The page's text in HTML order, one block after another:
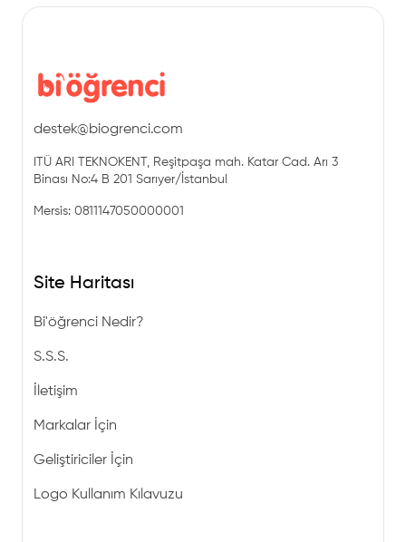
destek@biogrenci.com
ITÜ ARI TEKNOKENT, Reşitpaşa mah. Katar Cad. Arı 3
Binası No:4 B 201 Sarıyer/İstanbul
Mersis: 0811147050000001
Site Haritası
Bi'öğrenci Nedir?
S.S.S.
İletişim
Markalar İçin
Geliştiriciler İçin
Logo Kullanım Kılavuzu